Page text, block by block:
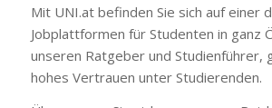
Mit UNI.at befinden Sie sich auf einer
Jobplattformen für Studenten in ganz
unseren Ratgeber und Studienführer,
hohes Vertrauen unter Studierenden.